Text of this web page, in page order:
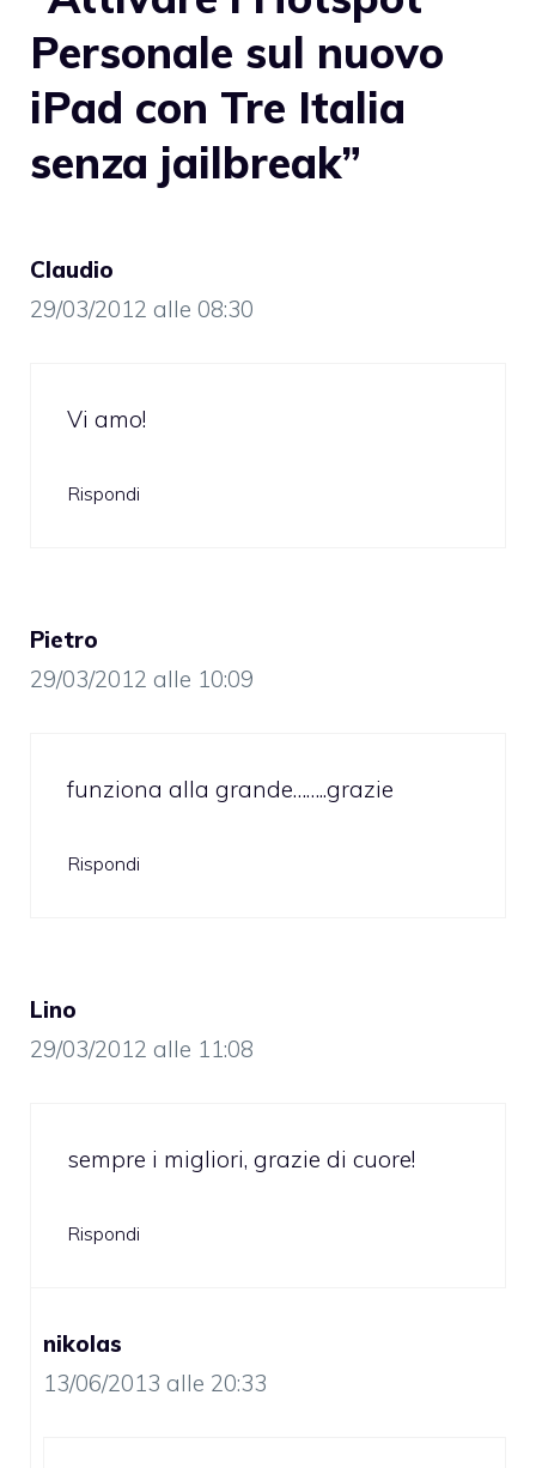
Personale sul nuovo
iPad con Tre Italia
senza jailbreak”
Claudio
29/03/2012 alle 08:30
Vi amo!
Rispondi
Pietro
29/03/2012 alle 10:09
funziona alla grande……..grazie
Rispondi
Lino
29/03/2012 alle 11:08
sempre i migliori, grazie di cuore!
Rispondi
nikolas
13/06/2013 alle 20:33